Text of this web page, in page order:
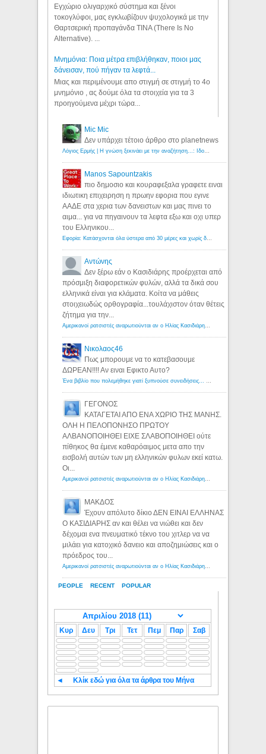
Εγχώριο ολιγαρχικό σύστημα και ξένοι
τοκογλύφοι, μας εγκλωβίζουν ψυχολογικά με την
Θαρτσερική προπαγάνδα TINA (There Is No
Alternative). ...
Μνημόνια: Ποια μέτρα επιβλήθηκαν, ποιοι μας
δάνεισαν, πού πήγαν τα λεφτά...
Μιας και περιμένουμε απο στιγμή σε στιγμή το 4ο
μνημόνιο , ας δούμε όλα τα στοιχεία για τα 3
προηγούμενα μέχρι τώρα...
PEOPLE RECENT POPULAR
Mic Mic
Δεν υπάρχει τέτοιο άρθρο στο planetnews
Manos Sapountzakis
πιο δημοσιο και κουραφεξαλα γραφετε ειναι
ιδιωτικη επιχειρηση η πρωην εφορια που εγινε
ΑΑΔΕ στα χερια των δανειστων και μας πινει το
αιμα... για να πηγαινουν τα λεφτα εξω και οχι υπερ
του Ελληνικου...
Αντώνης
Δεν ξέρω εάν ο Κασιδιάρης προέρχεται από
πρόσμιξη διαφορετικών φυλών, αλλά τα δικά σου
ελληνικά είναι για κλάματα. Κοίτα να μάθεις
στοιχειωδώς ορθογραφία...τουλάχιστον όταν θέτεις
ζήτημα για την...
Νικολαος46
Πως μπορουμε να το κατεβασουμε
ΔΩΡΕΑΝ!!!! Αν ειναι Εφικτο Αυτο?
ΓΕΓΟΝΟΣ
ΚΑΤΑΓΕΤΑΙ ΑΠΟ ΕΝΑ ΧΩΡΙΟ ΤΗΣ ΜΑΝΗΣ.
ΟΛΗ Η ΠΕΛΟΠΟΝΗΣΟ ΠΡΩΤΟΥ
ΑΛΒΑΝΟΠΟΙΗΘΕΙ ΕΙΧΕ ΣΛΑΒΟΠΟΙΗΘΕΙ ούτε
πίθηκος θα έμενε καθαρόαιμος μετα απο την
εισβολή αυτών των μη ελληνικών φυλων εκεί κατω.
Οι...
ΜΑΚΔΟΣ
Έχουν απόλυτο δίκιο ΔΕΝ ΕΙΝΑΙ ΕΛΛΗΝΑΣ
Ο ΚΑΣΙΔΙΑΡΗΣ αν και θέλει να νιώθει και δεν
δέχομαι ενα πνευματικό τέκνο του χιτλερ να να
μιλάει για κατοχικό δανειο και αποζημιώσεις και ο
πρόεδρος του...
Κυρ Δευ Τρι Τετ Πεμ Παρ Σαβ
◄ Κλίκ εδώ για όλα τα άρθρα του Μήνα